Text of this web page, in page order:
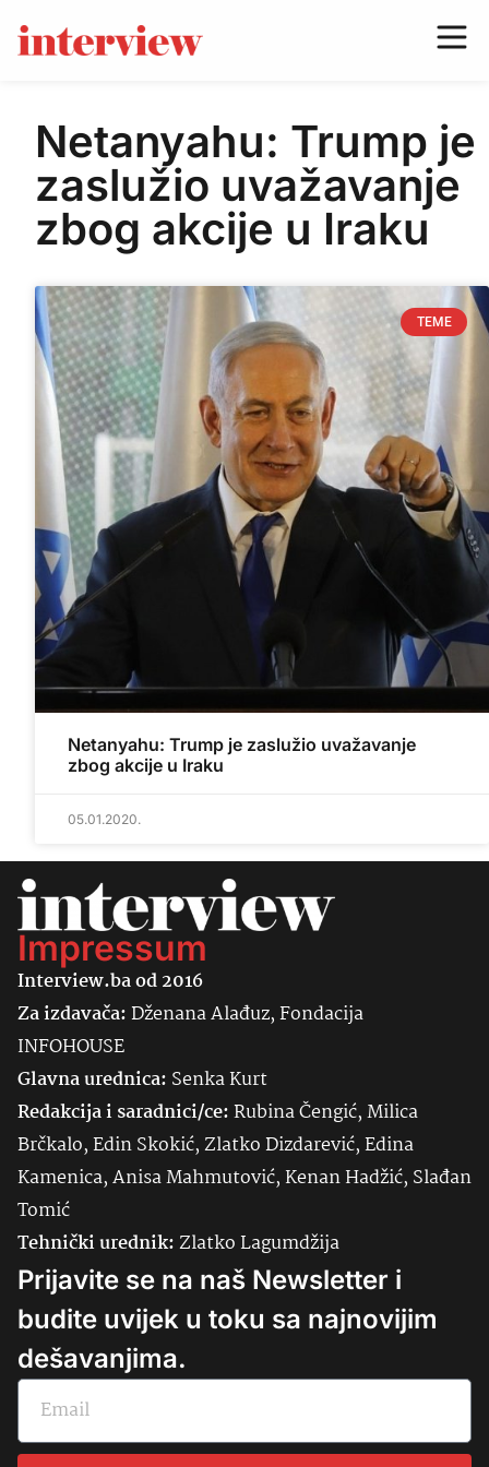
Netanyahu: Trump je
zaslužio uvažavanje
zbog akcije u Iraku
TEME
Netanyahu: Trump je zaslužio uvažavanje
zbog akcije u Iraku
05.01.2020.
Impressum
Interview.ba od 2016
Za izdavača:Dženana Alađuz, Fondacija
INFOHOUSE
Glavna urednica: SenkaKurt
Redakcija i saradnici/ce:Rubina Čengić, Milica
Brčkalo, Edin Skokić, Zlatko Dizdarević, Edina
Kamenica, Anisa Mahmutović, Kenan Hadžić, Slađan
Tomić
Tehnički urednik:Zlatko Lagumdžija
Prijavite se na naš Newsletter i
budite uvijek u toku sa najnovijim
dešavanjima.